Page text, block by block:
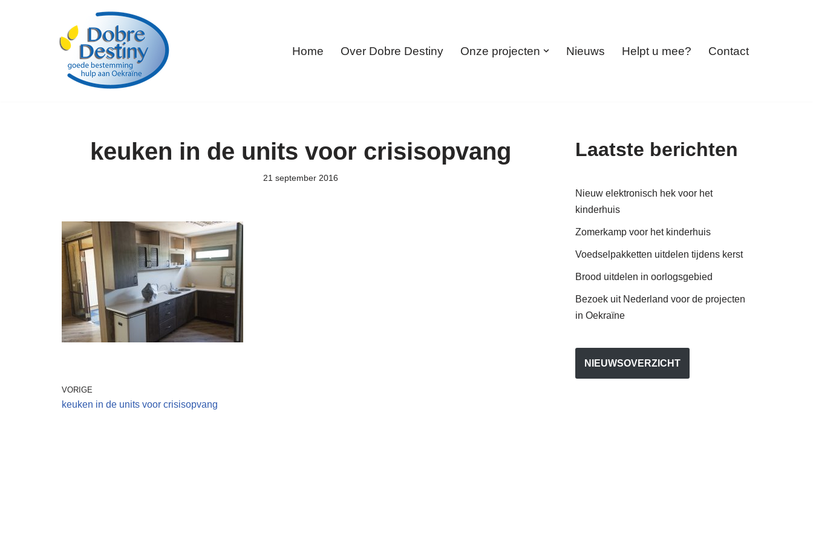
Home Over Dobre Destiny Onze projecten Nieuws Helpt u mee? Contact
keuken in de units voor crisisopvang
21 september 2016
VORIGE
keuken in de units voor crisisopvang
Laatste berichten
Nieuw elektronisch hek voor het
kinderhuis
Zomerkamp voor het kinderhuis
Voedselpakketten uitdelen tijdens kerst
Brood uitdelen in oorlogsgebied
Bezoek uit Nederland voor de projecten
in Oekraïne
NIEUWSOVERZICHT